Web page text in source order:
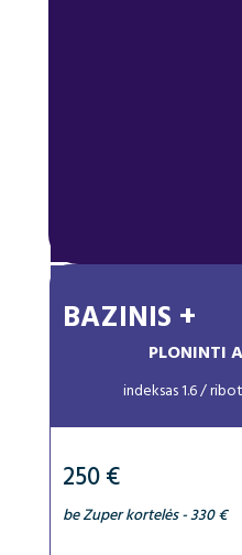
BAZINIS +
PLONINTI
indeksas 1.6 /
250 €
be Zuper kortelės - 330 €